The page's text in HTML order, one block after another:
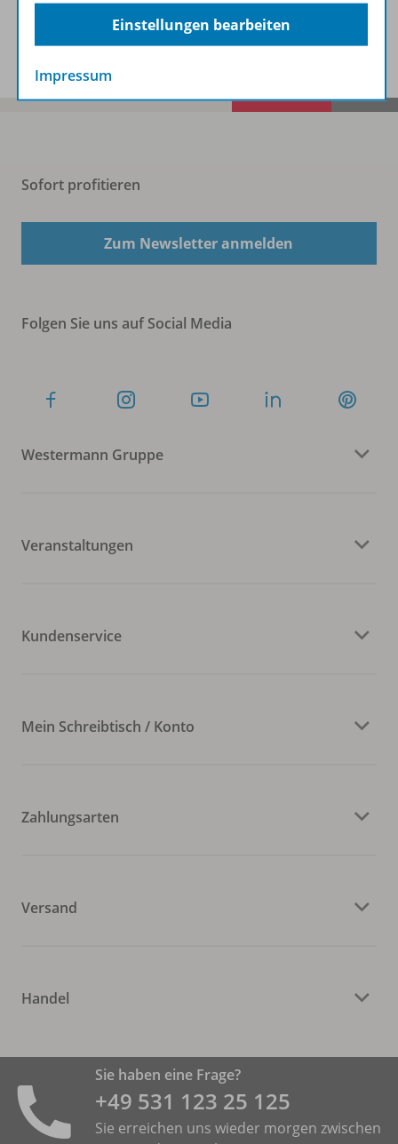
Spar-Pakete
Sofort profitieren
Zum Newsletter anmelden
Folgen Sie uns auf Social Media
Westermann Gruppe
Veranstaltungen
Kundenservice
Mein Schreibtisch / Konto
Zahlungsarten
Versand
Handel
Sie haben eine Frage?
+49 531 ­123 25 125
Sie erreichen uns wieder morgen zwischen
Einstellungen bearbeiten
Impressum